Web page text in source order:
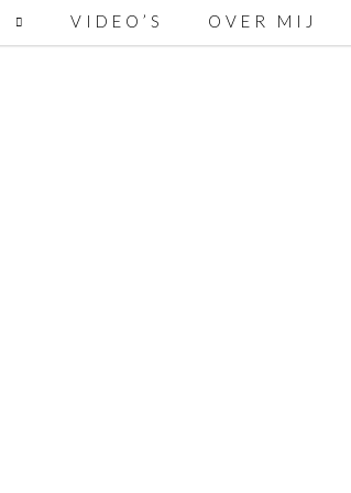
VIDEO’S OVER MIJ